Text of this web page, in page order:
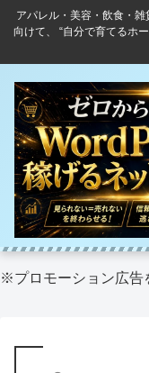
アパレル・美容・飲食・
向けて、 “自分で育てるホ
※プロモーション広告